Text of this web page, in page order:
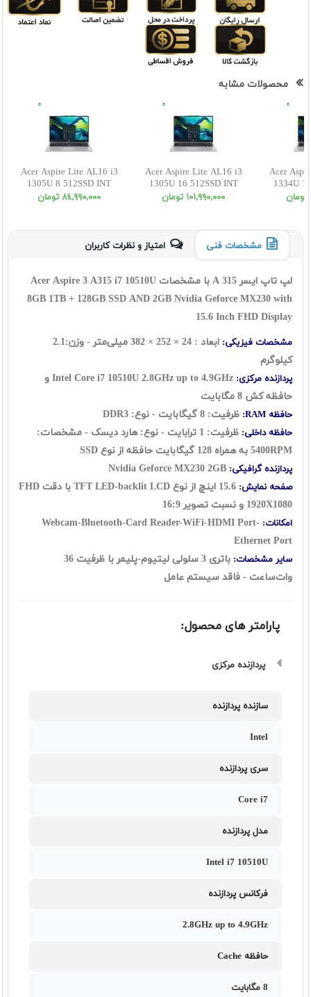
محصولات مشابه
Acer Aspire Lite AL16 i3
1305U 8 512SSD INT
WUXGA
٨٤,٩٩٠,٠٠٠ تومان
Acer Aspire Lite AL16 i3
1305U 16 512SSD INT
WUXGA
١٠١,٩٩٠,٠٠٠ تومان
Acer
1334U
مشخصات فنی امتیاز و نظرات کاربران
لپ تاپ ایسر A 315 با مشخصات Acer Aspire 3 A315 i7 10510U
8GB 1TB + 128GB SSD AND 2GB Nvidia Geforce MX230 with
15.6 Inch FHD Display
مشخصات فیزیکی:
ابعاد : 24 × 252 × 382 میلی‌متر - وزن:2.1
کیلوگرم
پردازنده مرکزی: Intel Core i7 10510U 2.8GHz up to 4.9GHz و
حافظه کش 8 مگابایت
حافظه RAM: ظرفیت: 8 گیگابایت - نوع: DDR3
حافظه داخلی:
ظرفیت: 1 ترابایت - نوع: هارد دیسک - مشخصات:
5400RPM به همراه 128 گیگابایت حافظه از نوع SSD
پردازنده گرافیکی:
صفحه نمایش:
15.6 اینچ از نوع TFT LED-backlit LCD با دقت FHD
1920X1080 و نسبت تصویر 16:9
امکانات: Webcam-Bluetooth-Card Reader-WiFi-HDMI Port-
Ethernet Port
سایر مشخصات: باتری 3 سلولی لیتیوم-پلیمر
با ظرفیت 36
وات‌ساعت - فاقد سیستم عامل
پارامتر های محصول:
پردازنده مرکزی
سازنده پردازنده
Intel
سری پردازنده
Core i7
مدل پردازنده
Intel i7 10510U
فرکانس پردازنده
2.8GHz up to 4.9GHz
حافظه Cache
8 مگابایت